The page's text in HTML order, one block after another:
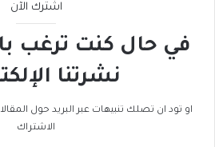
اشترك الآن
في حال كنت ترغب
نشرتنا
او تود ان تصلك تنبيهات عبر البريد حول
الاشتراك